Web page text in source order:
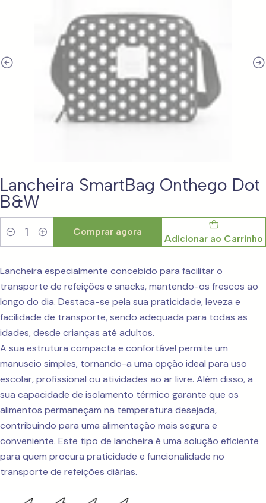
Lancheira SmartBag Onthego Dot
B&W
Quantidade Adicionar ao Carrinho
Comprar agora
Lancheira especialmente concebido para facilitar o
transporte de refeições e snacks, mantendo-os frescos ao
longo do dia. Destaca-se pela sua praticidade, leveza e
facilidade de transporte, sendo adequada para todas as
idades, desde crianças até adultos.
A sua estrutura compacta e confortável permite um
manuseio simples, tornando-a uma opção ideal para uso
escolar, profissional ou atividades ao ar livre. Além disso, a
sua capacidade de isolamento térmico garante que os
alimentos permaneçam na temperatura desejada,
contribuindo para uma alimentação mais segura e
conveniente. Este tipo de lancheira é uma solução eficiente
para quem procura praticidade e funcionalidade no
transporte de refeições diárias.